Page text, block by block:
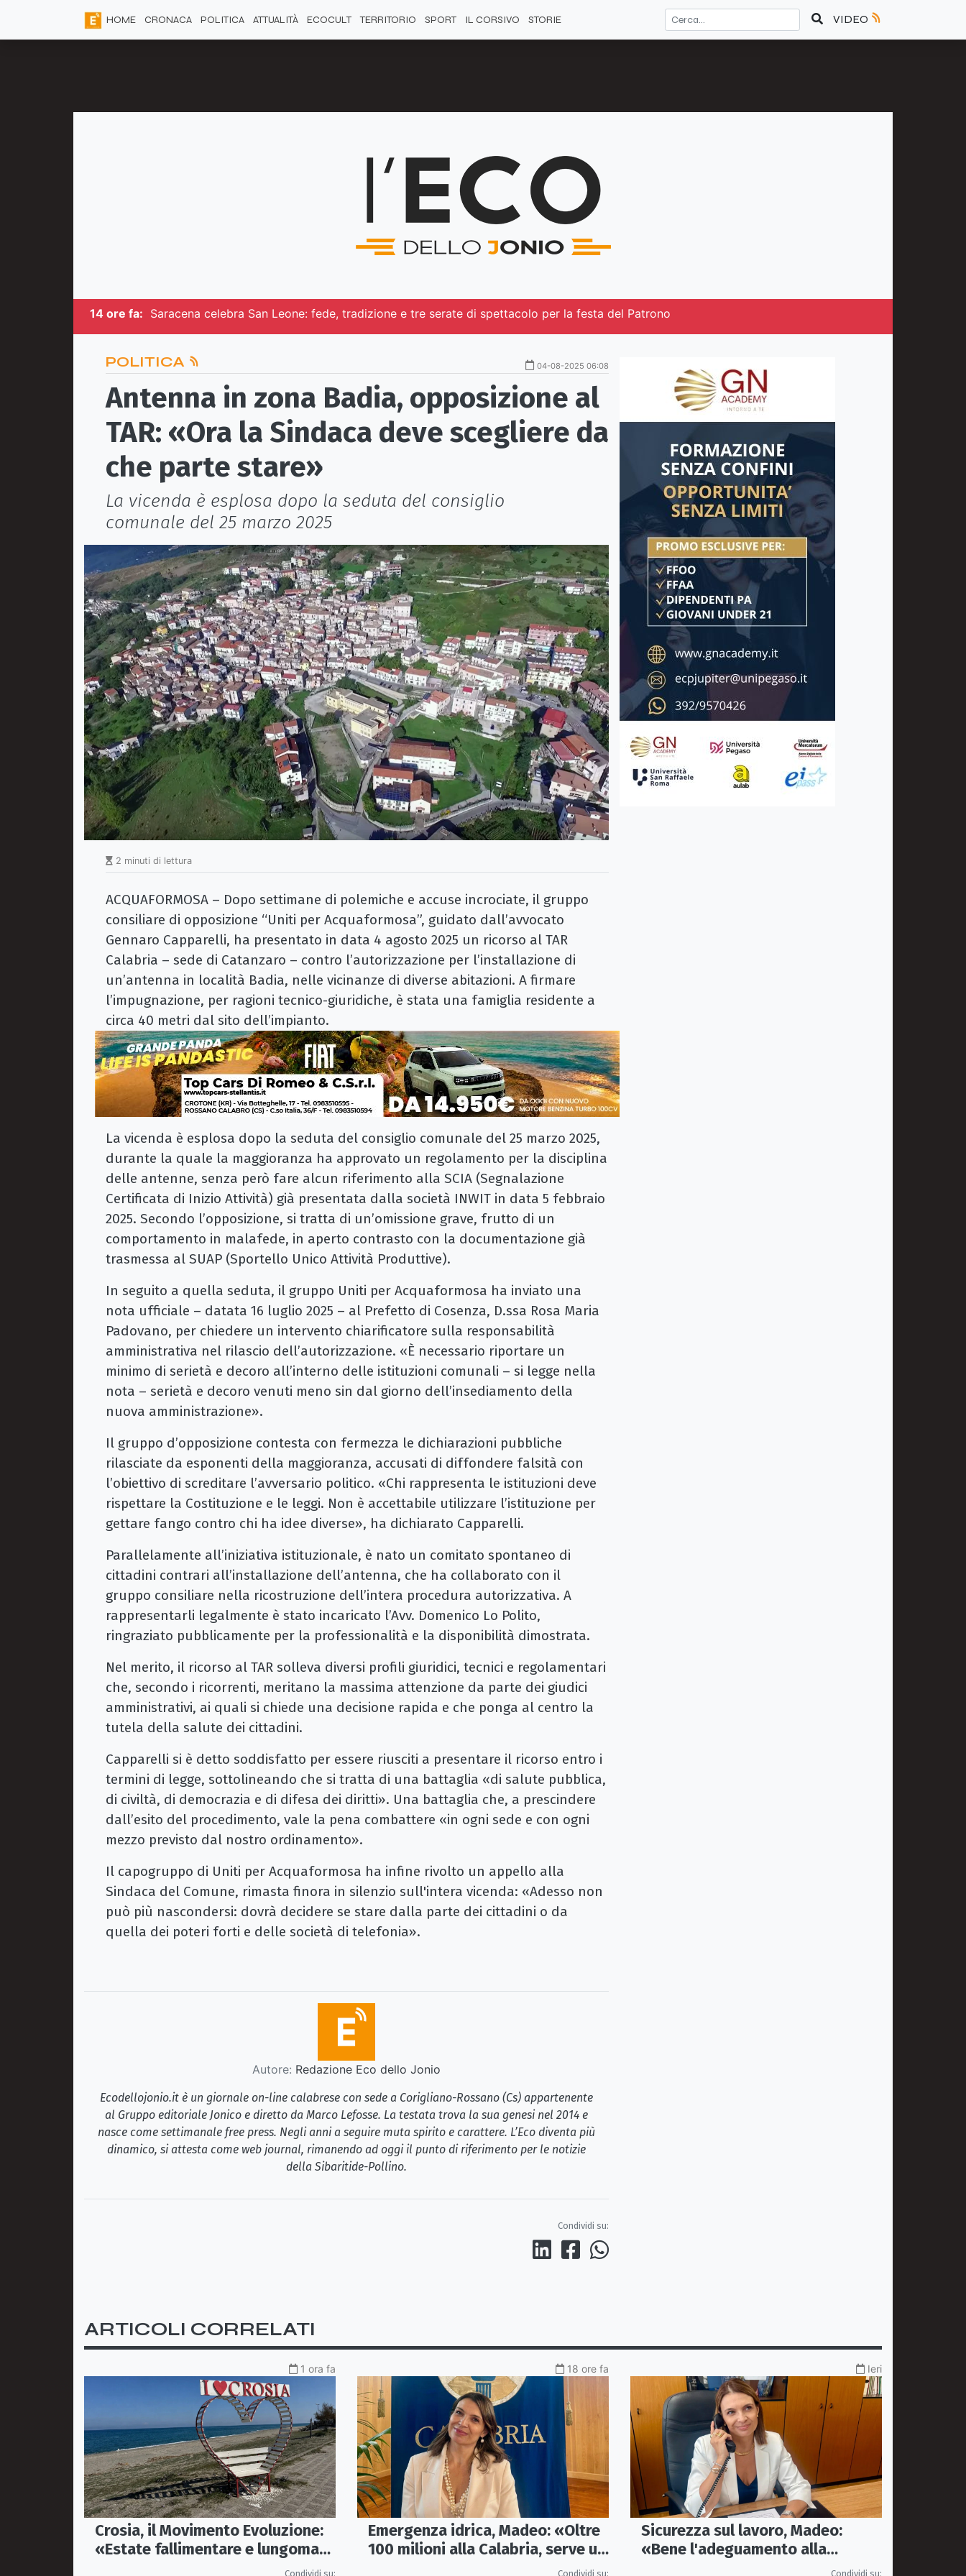
HOME CRONACA POLITICA ATTUALITÀ ECOCULT TERRITORIO SPORT IL CORSIVO STORIE VIDEO
14 ore fa: Saracena celebra San Leone: fede, tradizione e tre serate di spettacolo per la festa del Patrono
POLITICA 04-08-2025 06:08
Antenna in zona Badia, opposizione al
TAR: «Ora la Sindaca deve scegliere da
che parte stare»
La vicenda è esplosa dopo la seduta del consiglio
comunale del 25 marzo 2025
2 minuti di lettura
ACQUAFORMOSA – Dopo settimane di polemiche e accuse incrociate, il gruppo
consiliare di opposizione “Uniti per Acquaformosa”, guidato dall’avvocato
Gennaro Capparelli, ha presentato in data 4 agosto 2025 un ricorso al TAR
Calabria – sede di Catanzaro – contro l’autorizzazione per l’installazione di
un’antenna in località Badia, nelle vicinanze di diverse abitazioni. A firmare
l’impugnazione, per ragioni tecnico-giuridiche, è stata una famiglia residente a
circa 40 metri dal sito dell’impianto.
La vicenda è esplosa dopo la seduta del consiglio comunale del 25 marzo 2025,
durante la quale la maggioranza ha approvato un regolamento per la disciplina
delle antenne, senza però fare alcun riferimento alla SCIA (Segnalazione
Certificata di Inizio Attività) già presentata dalla società INWIT in data 5 febbraio
2025. Secondo l’opposizione, si tratta di un’omissione grave, frutto di un
comportamento in malafede, in aperto contrasto con la documentazione già
trasmessa al SUAP (Sportello Unico Attività Produttive).
In seguito a quella seduta, il gruppo Uniti per Acquaformosa ha inviato una
nota ufficiale – datata 16 luglio 2025 – al Prefetto di Cosenza, D.ssa Rosa Maria
Padovano, per chiedere un intervento chiarificatore sulla responsabilità
amministrativa nel rilascio dell’autorizzazione. «È necessario riportare un
minimo di serietà e decoro all’interno delle istituzioni comunali – si legge nella
nota – serietà e decoro venuti meno sin dal giorno dell’insediamento della
nuova amministrazione».
Il gruppo d’opposizione contesta con fermezza le dichiarazioni pubbliche
rilasciate da esponenti della maggioranza, accusati di diffondere falsità con
l’obiettivo di screditare l’avversario politico. «Chi rappresenta le istituzioni deve
rispettare la Costituzione e le leggi. Non è accettabile utilizzare l’istituzione per
gettare fango contro chi ha idee diverse», ha dichiarato Capparelli.
Parallelamente all’iniziativa istituzionale, è nato un comitato spontaneo di
cittadini contrari all’installazione dell’antenna, che ha collaborato con il
gruppo consiliare nella ricostruzione dell’intera procedura autorizzativa. A
rappresentarli legalmente è stato incaricato l’Avv. Domenico Lo Polito,
ringraziato pubblicamente per la professionalità e la disponibilità dimostrata.
Nel merito, il ricorso al TAR solleva diversi profili giuridici, tecnici e regolamentari
che, secondo i ricorrenti, meritano la massima attenzione da parte dei giudici
amministrativi, ai quali si chiede una decisione rapida e che ponga al centro la
tutela della salute dei cittadini.
Capparelli si è detto soddisfatto per essere riusciti a presentare il ricorso entro i
termini di legge, sottolineando che si tratta di una battaglia «di salute pubblica,
di civiltà, di democrazia e di difesa dei diritti». Una battaglia che, a prescindere
dall’esito del procedimento, vale la pena combattere «in ogni sede e con ogni
mezzo previsto dal nostro ordinamento».
Il capogruppo di Uniti per Acquaformosa ha infine rivolto un appello alla
Sindaca del Comune, rimasta finora in silenzio sull'intera vicenda: «Adesso non
può più nascondersi: dovrà decidere se stare dalla parte dei cittadini o da
quella dei poteri forti e delle società di telefonia».
Autore: Redazione Eco dello Jonio
Ecodellojonio.it è un giornale on-line calabrese con sede a Corigliano-Rossano (Cs) appartenente
al Gruppo editoriale Jonico e diretto da Marco Lefosse. La testata trova la sua genesi nel 2014 e
nasce come settimanale free press. Negli anni a seguire muta spirito e carattere. L’Eco diventa più
dinamico, si attesta come web journal, rimanendo ad oggi il punto di riferimento per le notizie
della Sibaritide-Pollino.
Condividi su:
ARTICOLI CORRELATI
1 ora fa
Crosia, il Movimento Evoluzione:
«Estate fallimentare e lungomare
Condividi su:
18 ore fa
Emergenza idrica, Madeo: «Oltre
100 milioni alla Calabria, serve un
Condividi su:
Ieri
Sicurezza sul lavoro, Madeo:
«Bene l'adeguamento alla
normativa nazionale, servono più
Condividi su: